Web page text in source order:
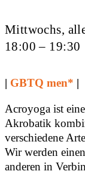
Mittwochs,
18:00 – 19:30
| GBTQ men* |
Acroyoga ist
Akrobatik
verschiedene
Wir werden
anderen in